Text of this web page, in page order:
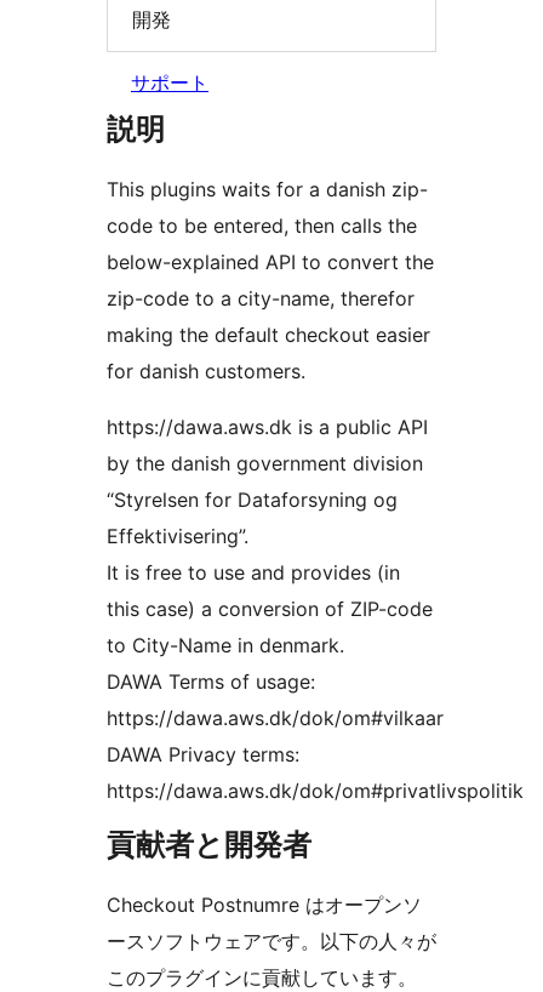
開発
サポート
説明
This plugins waits for a danish zip-
code to be entered, then calls the
below-explained API to convert the
zip-code to a city-name, therefor
making the default checkout easier
for danish customers.
https://dawa.aws.dk is a public API
by the danish government division
“Styrelsen for Dataforsyning og
Effektivisering”.
It is free to use and provides (in
this case) a conversion of ZIP-code
to City-Name in denmark.
DAWA Terms of usage:
https://dawa.aws.dk/dok/om#vilkaar
DAWA Privacy terms:
https://dawa.aws.dk/dok/om#privatlivspolitik
貢献者と開発者
Checkout Postnumre はオープンソ
ースソフトウェアです。以下の人々が
このプラグインに貢献しています。